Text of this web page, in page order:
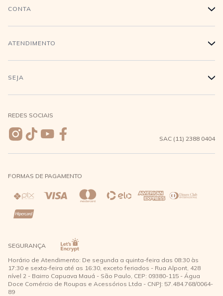
História
Conecte-se
CONTA +
Login
Meus pedidos
Wishlist
ATENDIMENTO +
Compra Segura
Entrega e Frete
Trocas e Devoluções
Direito de Arrependimento
Política de Privacidade
SEJA +
REDES SOCIAIS
SAC (11) 2388 0404
FORMAS DE PAGAMENTO
SEGURANÇA
Horário de Atendimento: De segunda a quinta-feira das 08:30 às
17:30 e sexta-feira até as 16:30, exceto feriados - Rua Alpont, 428
nível 2 - Bairro Capuava Mauá - São Paulo, CEP: 09380-115 - Água
Doce Comércio de Roupas e Acessórios Ltda - CNPJ: 57.484.768/0064-
89